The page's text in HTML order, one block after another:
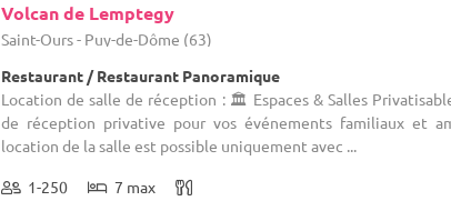
Volcan de Lemptegy
Saint-Ours - Puy-de-Dôme (63)
Restaurant / Restaurant Panoramique
Location de salle de réception : 🏛️ Espaces & Salles
de réception privative pour vos événements familiaux et
location de la salle est possible uniquement avec ...
1-250 7 max